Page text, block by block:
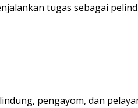
tugas sebagai
pengayom, dan